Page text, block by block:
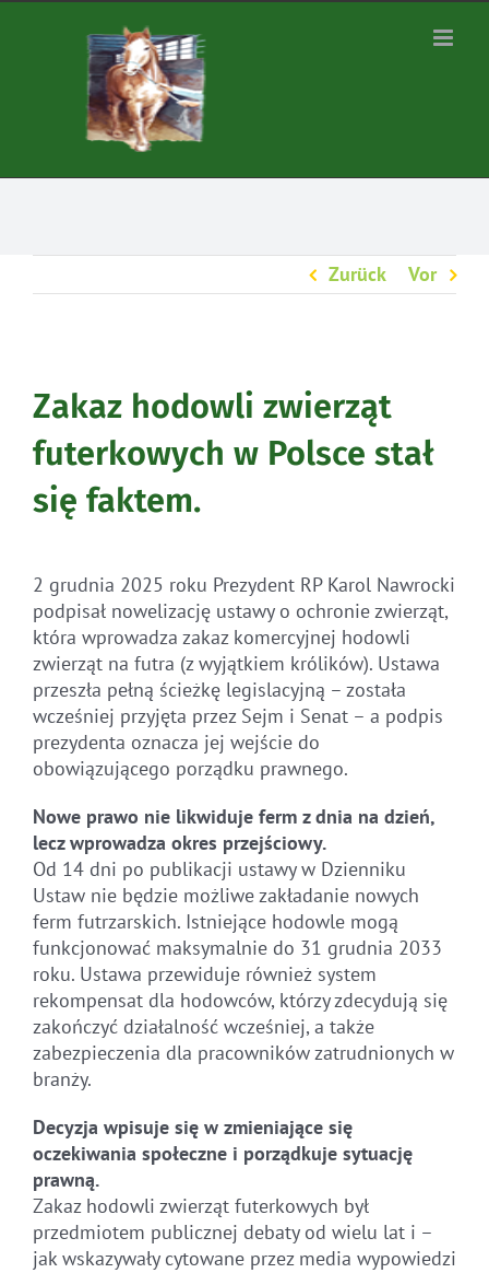
Zurück Vor
Zakaz hodowli zwierząt
futerkowych w Polsce stał
się faktem.
2 grudnia 2025 roku Prezydent RP Karol Nawrocki
podpisał nowelizację ustawy o ochronie zwierząt,
która wprowadza zakaz komercyjnej hodowli
zwierząt na futra (z wyjątkiem królików). Ustawa
przeszła pełną ścieżkę legislacyjną – została
wcześniej przyjęta przez Sejm i Senat – a podpis
prezydenta oznacza jej wejście do
obowiązującego porządku prawnego.
Nowe prawo nie likwiduje ferm z dnia na dzień,
lecz wprowadza okres przejściowy.
Od 14 dni po publikacji ustawy w Dzienniku
Ustaw nie będzie możliwe zakładanie nowych
ferm futrzarskich. Istniejące hodowle mogą
funkcjonować maksymalnie do 31 grudnia 2033
roku. Ustawa przewiduje również system
rekompensat dla hodowców, którzy zdecydują się
zakończyć działalność wcześniej, a także
zabezpieczenia dla pracowników zatrudnionych w
branży.
Decyzja wpisuje się w zmieniające się
oczekiwania społeczne i porządkuje sytuację
prawną.
Zakaz hodowli zwierząt futerkowych był
przedmiotem publicznej debaty od wielu lat i –
jak wskazywały cytowane przez media wypowiedzi